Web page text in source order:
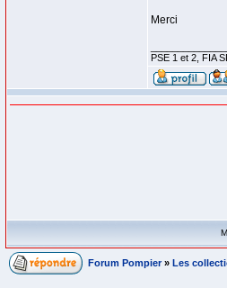
Merci
PSE 1 et 2, FIA
Forum Pompier » Les